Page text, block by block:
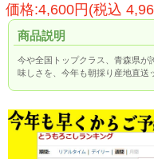
価格:4,600円(税込
商品説明
今や全国トップクラス、青森県が
味しさを、今年も朝採り産地直送